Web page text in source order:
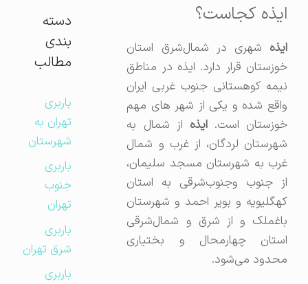
ایذه کجاست؟
شهری در شمال‌شرق استان
خوزستان قرار دارد. ایذه در مناطق
نیمه کوهستانی جنوب غربی ایران
واقع شده و یکی از شهر های مهم
خوزستان است.ایذه از شمال به
شهرستان لردگان، از غرب و شمال
غرب به شهرستان مسجد سلیمان،
از جنوب وجنوب‌شرقی به استان
کهگلیویه و بویر احمد و شهرستان
باغملک و از شرق و شمال‌شرقی
استان چهارمحال و بختیاری
محدود می‌شود.
دسته
بندی
مطالب
باربری
تهران به
شهرستان
باربری
جنوب
تهران
باربری
شرق تهران
باربری